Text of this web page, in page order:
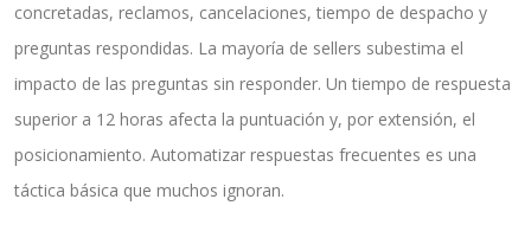
concretadas, reclamos, cancelaciones, tiempo de despacho y
preguntas respondidas. La mayoría de sellers subestima el
impacto de las preguntas sin responder. Un tiempo de respuesta
superior a 12 horas afecta la puntuación y, por extensión, el
posicionamiento. Automatizar respuestas frecuentes es una
táctica básica que muchos ignoran.